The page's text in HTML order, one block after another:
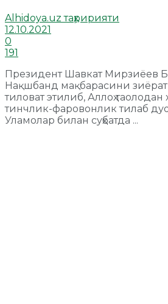
Alhidoya.uz таҳририяти
12.10.2021
0
191
Президент Шавкат Мирзиёев
Нақшбанд мақбарасини
тиловат этилиб, Аллоҳ таолодан
тинчлик-фаровонлик тилаб
Уламолар билан суҳбатда ...